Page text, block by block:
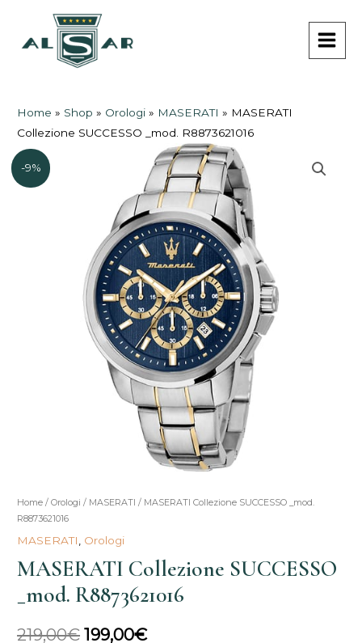
contenuto
Home » Shop » Orologi » MASERATI » MASERATI
Collezione SUCCESSO _mod. R8873621016
-9%
Home /Orologi / MASERATI / MASERATI Collezione SUCCESSO _mod.
R8873621016
MASERATI Orologi
MASERATI Collezione SUCCESSO
_mod. R8873621016
219,00€
Il
prezzo
originale
era:
219,00€.
199,00€
Il
attuale
è:
199,00€.